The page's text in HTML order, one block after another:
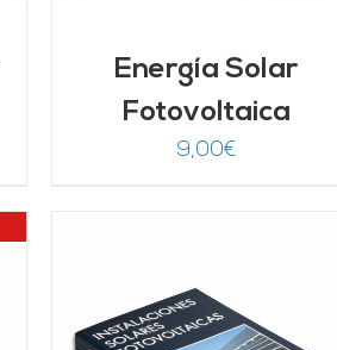
Energía Solar
Fotovoltaica
9,00€